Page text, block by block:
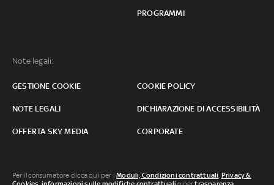
PROGRAMMI
Note legali:
GESTIONE COOKIE COOKIE POLICY
NOTE LEGALI DICHIARAZIONE DI ACCESSIBILITÀ
OFFERTA SKY MEDIA CORPORATE
Per il consumatore clicca qui per iModuli, Condizioni contrattuali Privacy &